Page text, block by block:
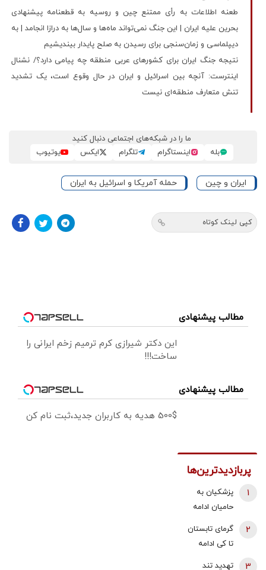
طعنه اطلاعات به رأی ممتنع چین و روسیه به قطعنامه پیشنهادی
بحرین علیه ایران | این جنگ نمی‌تواند ماه‌ها و سال‌ها به درازا انجامد | به
دیپلماسی و زمان‌سنجی برای رسیدن به صلح پایدار بیندیشیم
نتیجه جنگ ایران برای کشورهای عربی منطقه چه پیامی دارد؟/ نشنال
اینترست: آنچه بین اسرائیل و ایران در حال وقوع است، یک تشدید
تنش متعارف منطقه‌ای نیست
ما را در شبکه‌های اجتماعی دنبال کنید
بله
اینستاگرام تلگرام ایکس یوتیوب
ایران و چین حمله آمریکا و اسرائیل به ایران
کپی لینک کوتاه
مطالب پیشنهادی
این دکتر شیرازی کرم ترمیم زخم ایرانی را
ساخت!!!
مطالب پیشنهادی
500$ هدیه به کاربران جدید،ثبت نام کن
پربازدیدترین‌ها
پزشکیان به
حامیان ادامه
همین‌جوری
نگویید بزن/
تبعاتش را هم
1
گرمای تابستان
تا کی ادامه
2
تهدید تند 3